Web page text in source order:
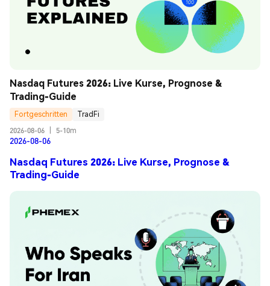
Nasdaq Futures 2026: Live Kurse, Prognose &
Trading-Guide
Fortgeschritten
TradFi
2026-08-06
5-10m
2026-08-06
Nasdaq Futures 2026: Live Kurse, Prognose &
Trading-Guide